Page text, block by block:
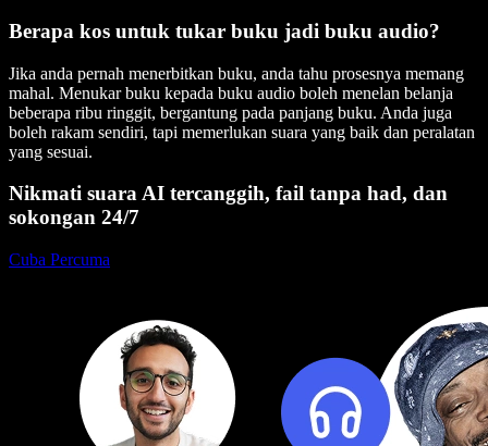
Berapa kos untuk tukar buku jadi buku audio?
Jika anda pernah menerbitkan buku, anda tahu prosesnya memang
mahal. Menukar buku kepada buku audio boleh menelan belanja
beberapa ribu ringgit, bergantung pada panjang buku. Anda juga
boleh rakam sendiri, tapi memerlukan suara yang baik dan peralatan
yang sesuai.
Nikmati suara AI tercanggih, fail tanpa had, dan
sokongan 24/7
Cuba Percuma